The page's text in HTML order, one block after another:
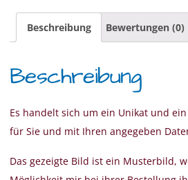
Beschreibung Bewertungen (0)
Beschreibung
Es handelt sich um ein Unikat und
für Sie und mit Ihren angegeben
Das gezeigte Bild ist ein Musterbild,